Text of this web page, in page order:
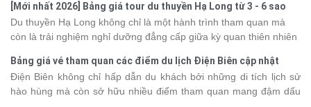
phút giây đồng hành bên nhau, tất cả đã tạo nên một chuyến đi
tràn đầy cảm xúc và dấu ấn khó quên.
[Mới nhất 2026] Bảng giá tour du thuyền Hạ Long từ 3 - 6 sao
Du thuyền Hạ Long không chỉ là một hành trình tham quan mà
còn là trải nghiệm nghỉ dưỡng đẳng cấp giữa kỳ quan thiên nhiên
khác nhau, khiến nhiều du khách băn khoăn khi lựa chọn. Bài viết
dưới đây sẽ cập nhật bảng giá tour du thuyền Hạ Long mới nhất
2026 từ 3 - 6 sao, giúp bạn dễ dàng so sánh và tìm được hành
Bảng giá vé tham quan các điểm du lịch Điện Biên cập nhật
2026
Điện Biên không chỉ hấp dẫn du khách bởi những di tích lịch sử
hào hùng mà còn sở hữu nhiều điểm tham quan mang đậm dấu